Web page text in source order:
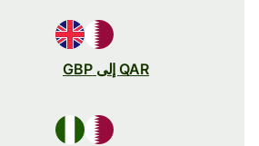
QAR إلى GBP